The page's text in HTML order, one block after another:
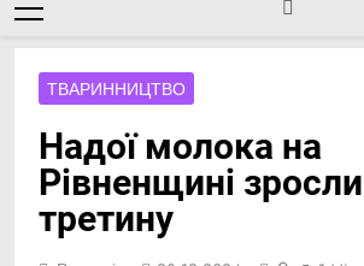
ТВАРИННИЦТВО
Надої молока на
Рівненщині зросли
третину